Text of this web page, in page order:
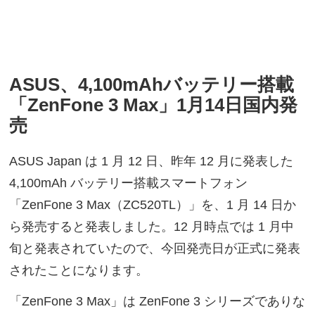
ASUS、4,100mAhバッテリー搭載
「ZenFone 3 Max」1月14日国内発
売
ASUS Japan は 1 月 12 日、昨年 12 月に発表した
4,100mAh バッテリー搭載スマートフォン
「ZenFone 3 Max（ZC520TL）」を、1 月 14 日か
ら発売すると発表しました。12 月時点では 1 月中
旬と発表されていたので、今回発売日が正式に発表
されたことになります。
「ZenFone 3 Max」は ZenFone 3 シリーズでありな